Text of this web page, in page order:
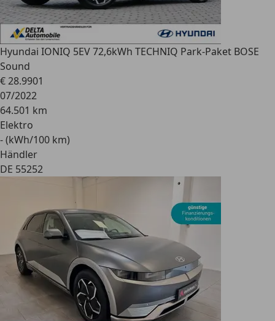
Hyundai IONIQ 5EV 72,6kWh TECHNIQ Park-Paket BOSE
Sound
€ 28.9901
07/2022
64.501 km
Elektro
- (kWh/100 km)
Händler
DE 55252